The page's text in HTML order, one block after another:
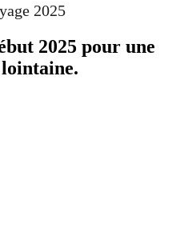
2025
2025 pour une